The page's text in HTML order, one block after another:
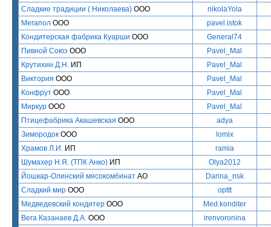
Сладкие традиции ( Николаева) ООО
nikolaYola
Мегапол ООО
pavel.istok
Кондитерская фабрика Куарши ООО
General74
Пивной Союз ООО
Pavel_Mal
Крутихин Д.Н. ИП
Pavel_Mal
Виктория ООО
Pavel_Mal
Конфрут ООО
Pavel_Mal
Миркур ООО
Pavel_Mal
Птицефабрика Акашевская ООО
adya
Зимородок ООО
lomix
Храмов Л.И. ИП
ramia
Шумахер Н.Я. (ТПК Анко) ИП
Olya2012
Йошкар-Олинский мясокомбинат АО
Darina_nsk
Сладкий мир ООО
opttt
Медведевский кондитер ООО
Med.konditer
Вега Казанаев Д.А. ООО
irenvoronina